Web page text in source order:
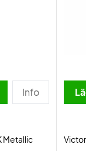
Info
Metallic